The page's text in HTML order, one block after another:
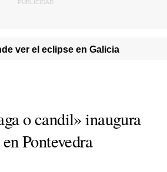
ver el eclipse en Galicia
o candil» inaugura
Pontevedra